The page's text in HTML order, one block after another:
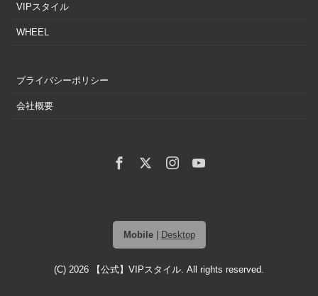
VIPスタイル
WHEEL
プライバシーポリシー
会社概要
Mobile| Desktop
(C) 2026 【公式】VIPスタイル . All rights reserved.